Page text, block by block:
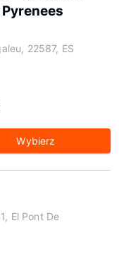
22587, ES
Wybierz
El Pont De